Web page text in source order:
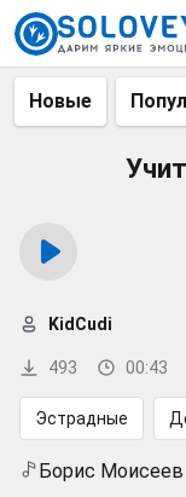
Новые
493 00:43
KidCudi
Эстрадные
Борис